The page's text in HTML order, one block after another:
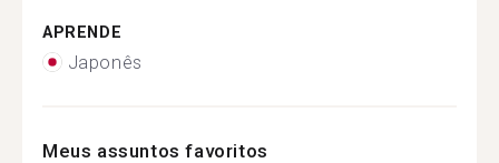
APRENDE
Japonês
Meus assuntos favoritos